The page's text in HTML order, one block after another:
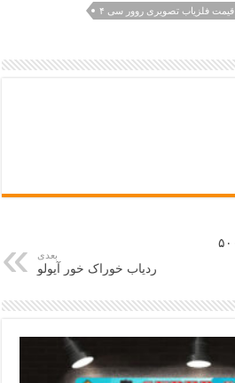
قیمت فلزیاب تصویری روور سی ۴
بعدی
ردیاب خوراک خور آپولو